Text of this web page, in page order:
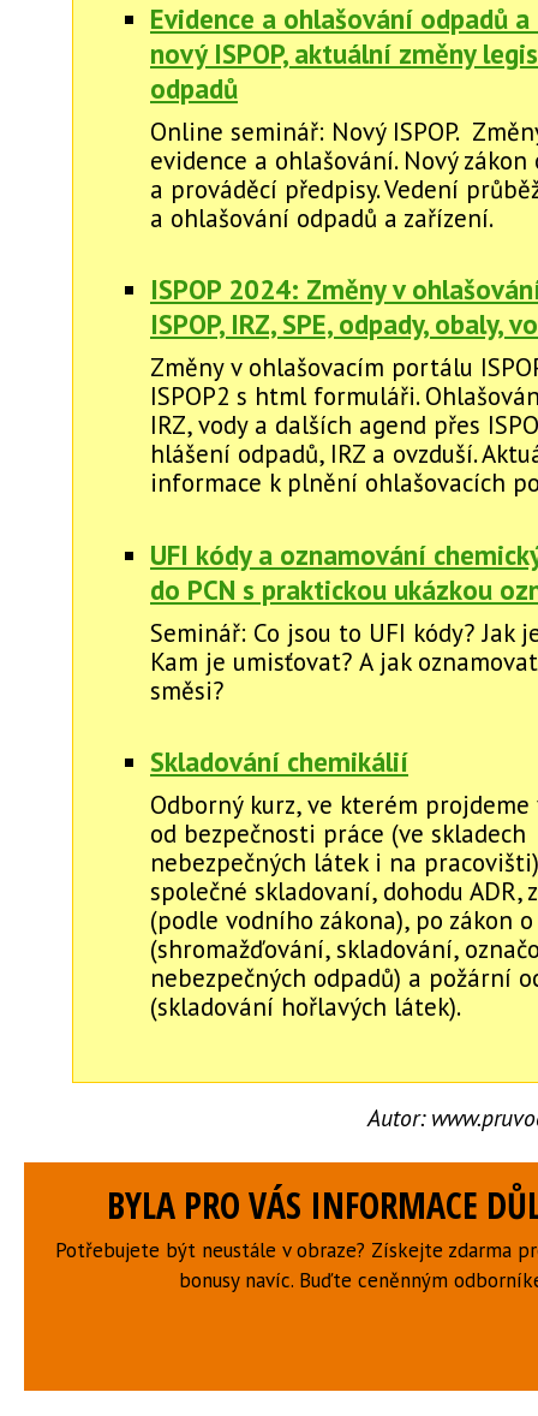
Evidence a ohlašování odpadů
nový ISPOP, aktuální změny
odpadů
Online seminář: Nový ISPOP.
evidence a ohlašování. Nový zákon
a prováděcí předpisy. Vedení
a ohlašování odpadů a zařízení.
ISPOP 2024: Změny v
ISPOP, IRZ, SPE, odpady, obaly,
Změny v ohlašovacím portálu
ISPOP2 s html formuláři.
IRZ, vody a dalších agend přes
hlášení odpadů, IRZ a ovzduší.
informace k plnění ohlašovacích
UFI kódy a oznamování
do PCN s praktickou ukázkou
Seminář: Co jsou to UFI kódy? Jak
Kam je umisťovat? A jak
směsi?
Skladování chemikálií
Odborný kurz, ve kterém projdeme
od bezpečnosti práce (ve skladech
nebezpečných látek i na
společné skladovaní, dohodu ADR,
(podle vodního zákona), po zákon
(shromažďování, skladování,
nebezpečných odpadů) a požární
(skladování hořlavých látek).
Autor:
BYLA PRO VÁS INFORMACE
Potřebujete být neustále v obraze? Získejte zdarma
bonusy navíc. Buďte ceněnným